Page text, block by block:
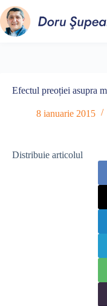
Sari
la
conținut
Efectul preoției asupra
8 ianuarie 2015
Distribuie articolul